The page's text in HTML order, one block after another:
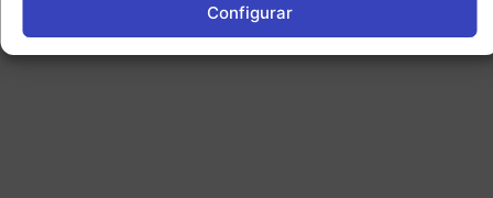
Configurar
Personalizar